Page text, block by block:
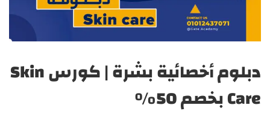
دبلوم أخصائية بشرة | كورس Skin
Care بخصم 50%